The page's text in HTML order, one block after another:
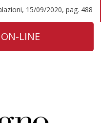
15/09/2020, pag. 488
LINE